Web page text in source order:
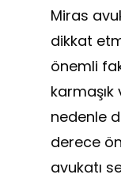
Miras
dikkat
önemli
nedenle
derece
avukatı